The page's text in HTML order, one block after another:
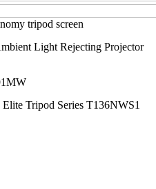
tripod screen
Light Rejecting Projector
Elite Tripod Series T136NWS1